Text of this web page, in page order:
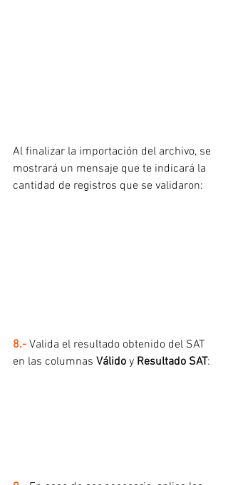
Al finalizar la importación del archivo, se
mostrará un mensaje que te indicará la
cantidad de registros que se validaron:
8.- Valida el resultado obtenido del SAT
en las columnas Válido y Resultado SAT: